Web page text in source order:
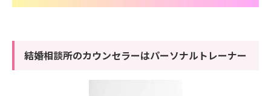
結婚相談所のカウンセラーはパーソナルトレーナー